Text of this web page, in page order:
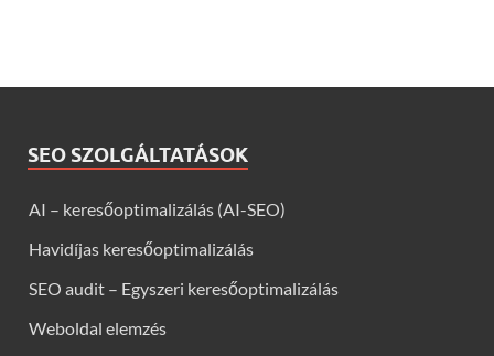
SEO SZOLGÁLTATÁSOK
AI – keresőoptimalizálás (AI-SEO)
Havidíjas keresőoptimalizálás
SEO audit – Egyszeri keresőoptimalizálás
Weboldal elemzés